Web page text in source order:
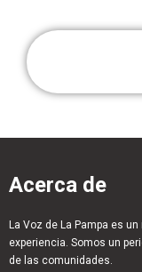
Acerca de
La Voz de La Pampa es
experiencia. Somos un
de las comunidades.